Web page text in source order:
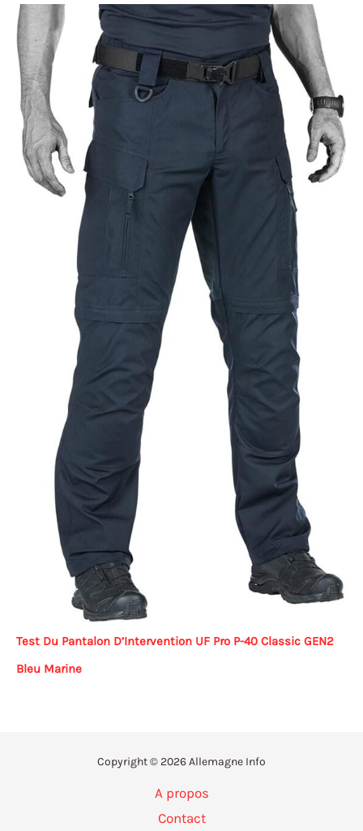
Test Du Pantalon D’Intervention UF Pro P-40 Classic GEN2
Bleu Marine
Copyright © 2026 Allemagne Info
A propos
Contact